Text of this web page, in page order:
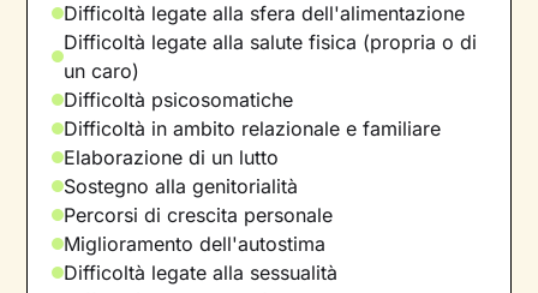
Difficoltà legate alla sfera dell'alimentazione
Difficoltà legate alla salute fisica (propria o di
un caro)
Difficoltà psicosomatiche
Difficoltà in ambito relazionale e familiare
Elaborazione di un lutto
Sostegno alla genitorialità
Percorsi di crescita personale
Miglioramento dell'autostima
Difficoltà legate alla sessualità